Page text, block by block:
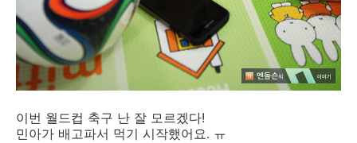
이번 월드컵 축구 난 잘 모르겠다!
민아가 배고파서 먹기 시작했어요. ㅠ